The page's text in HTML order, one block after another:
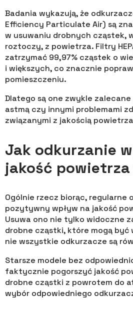
Badania wykazują, że
Efficiency Particulate Air) są
w usuwaniu drobnych cząstek,
roztoczy, z powietrza. Filtry
zatrzymać 99,97% cząstek o
i większych, co znacznie
pomieszczeniu.
Dlatego są one zwykle
astmą czy innymi problemami
związanymi z jakością
Jak odkurzanie
jakość powietrza
Ogólnie rzecz biorąc, regularne
pozytywny wpływ na jakość
Usuwa ono nie tylko widoczne
drobne cząstki, które mogą być
nie wszystkie odkurzacze są
Starsze modele bez
faktycznie pogorszyć jakość
drobne cząstki z powrotem do
wybór odpowiedniego